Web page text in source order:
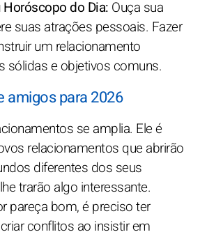
do Dia: Ouça sua
suas atrações pessoais. Fazer
um relacionamento
sólidas e objetivos comuns.
amigos para 2026
se amplia. Ele é
relacionamentos que abrirão
diferentes dos seus
trarão algo interessante.
pareça bom, é preciso ter
conflitos ao insistir em